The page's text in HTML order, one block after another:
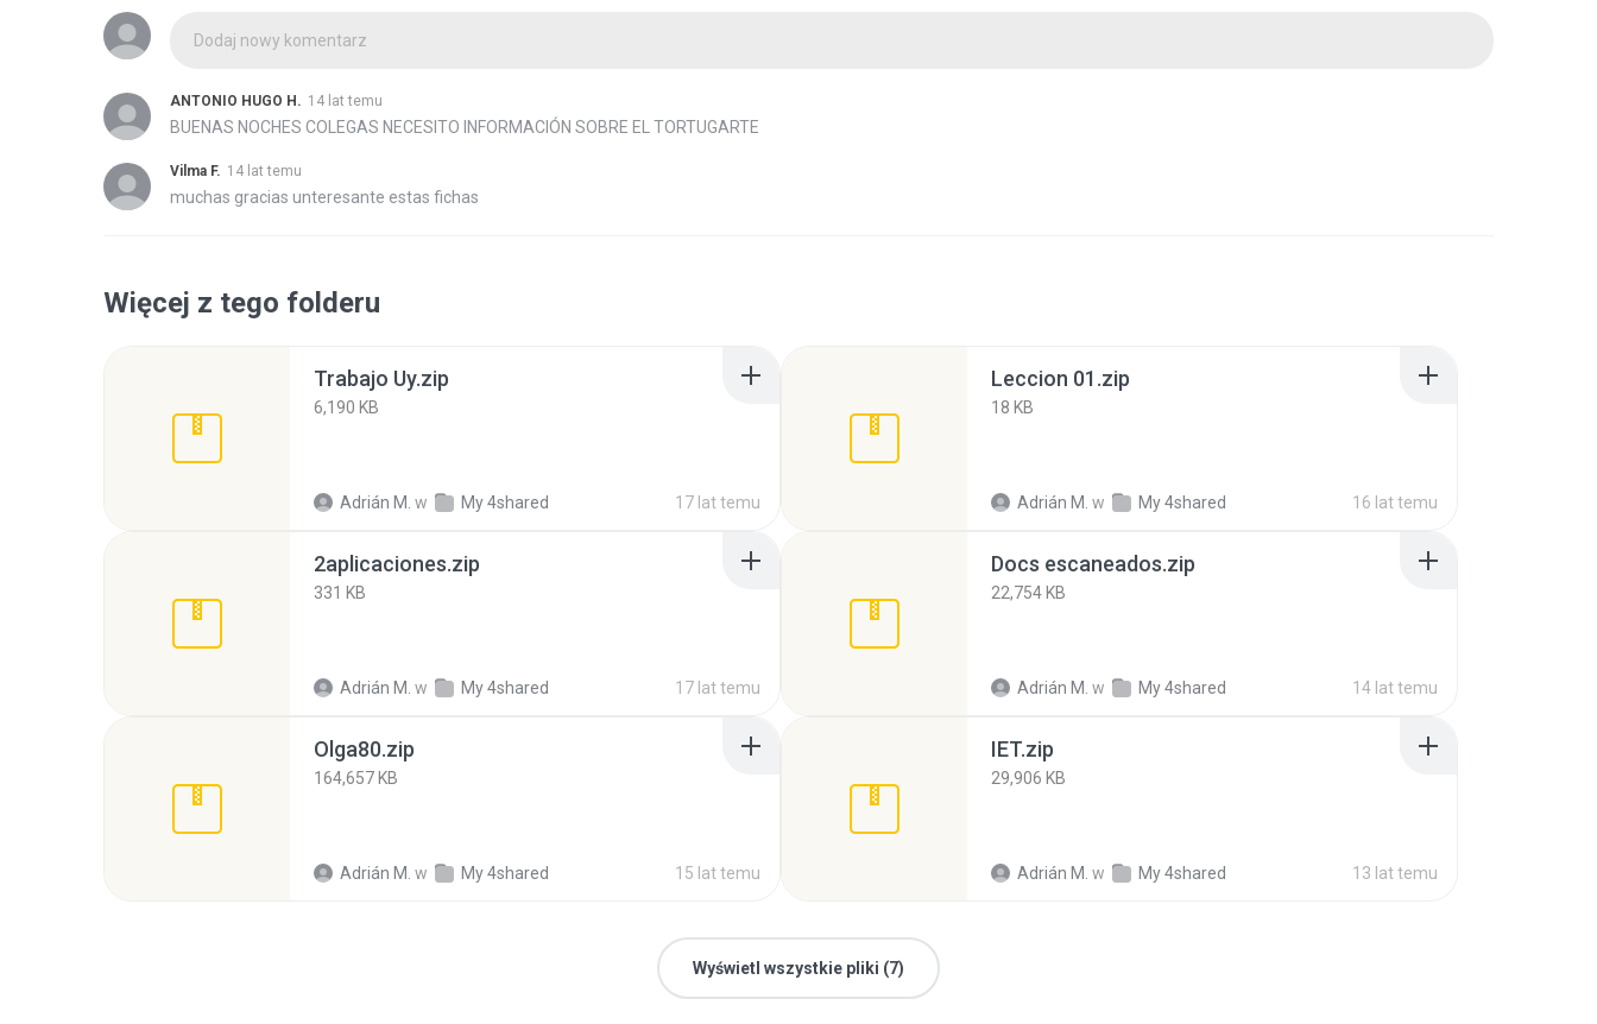
Dodaj nowy komentarz
ANTONIO HUGO H. 14 lat temu
BUENAS NOCHES COLEGAS NECESITO INFORMACIÓN SOBRE EL TORTUGARTE
Vilma F. 14 lat temu
muchas gracias unteresante estas fichas
Więcej z tego folderu
Trabajo Uy.zip
6,190 KB
Adrián M. w My 4shared 17 lat temu
Leccion 01.zip
18 KB
Adrián M. w My 4shared 16 lat temu
2aplicaciones.zip
331 KB
Adrián M. w My 4shared 17 lat temu
Docs escaneados.zip
22,754 KB
Adrián M. w My 4shared 14 lat temu
Olga80.zip
164,657 KB
Adrián M. w My 4shared 15 lat temu
IET.zip
29,906 KB
Adrián M. w My 4shared 13 lat temu
Wyświetl wszystkie pliki (7)